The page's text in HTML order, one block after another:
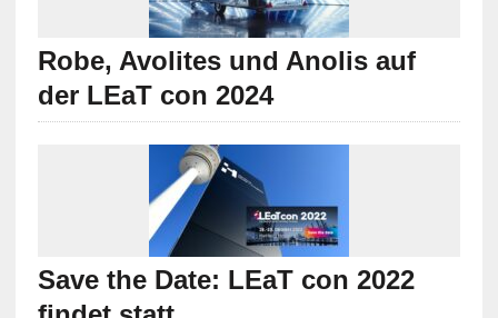
Robe, Avolites und Anolis auf
der LEaT con 2024
Save the Date: LEaT con 2022